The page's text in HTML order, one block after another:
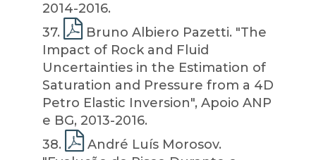
2014-2016.
37.
Bruno Albiero Pazetti. "The
Impact of Rock and Fluid
Uncertainties in the Estimation of
Saturation and Pressure from a 4D
Petro Elastic Inversion", Apoio ANP
e BG, 2013-2016.
38.
André Luís Morosov.